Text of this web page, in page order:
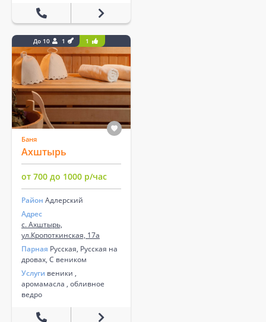
До 10 1 1
Баня
Ахштырь
от 700 до 1000 р/час
Район Адлерский
Адрес
с. Ахштырь,
ул.Кропоткинская, 17а
Парная Русская, Русская на
дровах, С веником
Услуги веники ,
аромамасла , обливное
ведро